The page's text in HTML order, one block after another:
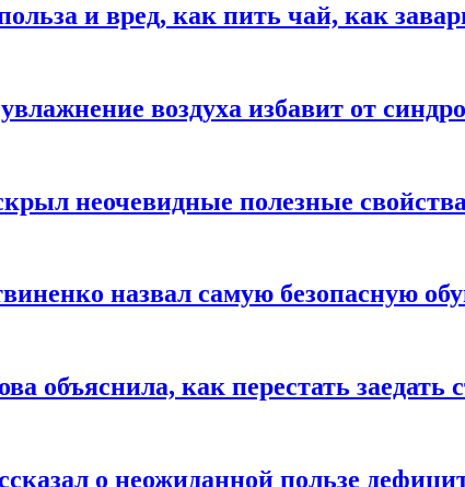
и вред, как пить чай, как
воздуха избавит от
неочевидные полезные
назвал самую безопасную
объяснила, как перестать заедать
о неожиданной пользе